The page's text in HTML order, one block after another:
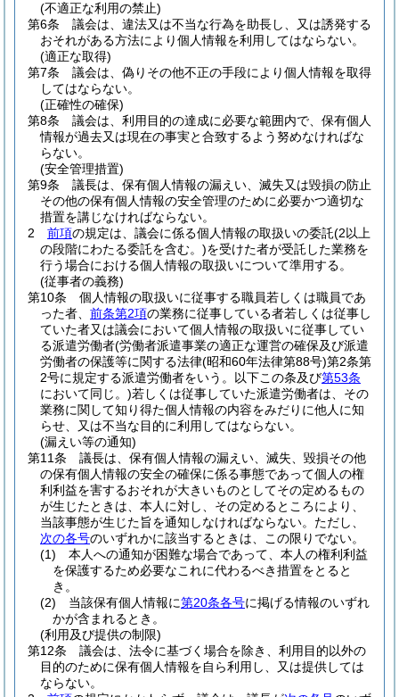
(不適正な利用の禁止)
第6条
議会は、違法又は不当な行為を助長し、又は誘発する
おそれがある方法により個人情報を利用してはならない。
(適正な取得)
第7条
議会は、偽りその他不正の手段により個人情報を取得
してはならない。
(正確性の確保)
第8条
議会は、利用目的の達成に必要な範囲内で、保有個人
情報が過去又は現在の事実と合致するよう努めなければな
らない。
(安全管理措置)
第9条
議長は、保有個人情報の漏えい、滅失又は毀損の防止
その他の保有個人情報の安全管理のために必要かつ適切な
措置を講じなければならない。
2
前項の規定は、議会に係る個人情報の取扱いの委託(2以上
の段階にわたる委託を含む。)を受けた者が受託した業務を
行う場合における個人情報の取扱いについて準用する。
(従事者の義務)
第10条
個人情報の取扱いに従事する職員若しくは職員であ
った者、 前条第2項の業務に従事している者若しくは従事し
ていた者又は議会において個人情報の取扱いに従事してい
る派遣労働者(労働者派遣事業の適正な運営の確保及び派遣
労働者の保護等に関する法律(昭和60年法律第88号)第2条第
2号に規定する派遣労働者をいう。以下この条及び第53条
において同じ。)若しくは従事していた派遣労働者は、その
業務に関して知り得た個人情報の内容をみだりに他人に知
らせ、又は不当な目的に利用してはならない。
(漏えい等の通知)
第11条
議長は、保有個人情報の漏えい、滅失、毀損その他
の保有個人情報の安全の確保に係る事態であって個人の権
利利益を害するおそれが大きいものとしてその定めるもの
が生じたときは、本人に対し、その定めるところにより、
当該事態が生じた旨を通知しなければならない。 ただし、
次の各号のいずれかに該当するときは、この限りでない。
(1)
本人への通知が困難な場合であって、本人の権利利益
を保護するため必要なこれに代わるべき措置をとると
き。
(2)
当該保有個人情報に第20条各号に掲げる情報のいずれ
かが含まれるとき。
(利用及び提供の制限)
第12条
議会は、法令に基づく場合を除き、利用目的以外の
目的のために保有個人情報を自ら利用し、又は提供しては
ならない。